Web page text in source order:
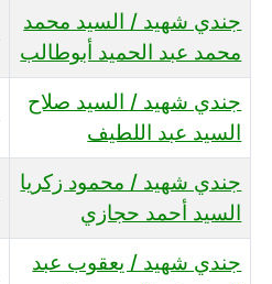
جندي شهيد / السيد محمد
محمد عبد الحميد أبوطالب
جندي شهيد / السيد صلاح
السيد عبد اللطيف
جندي شهيد / محمود زكريا
السيد أحمد حجازي
جندي شهيد / يعقوب عبد